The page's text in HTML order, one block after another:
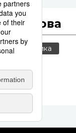
слова
политика
жизнь